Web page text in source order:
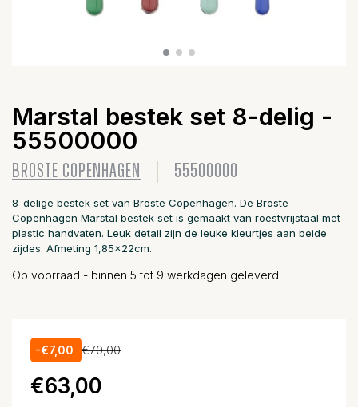
Marstal bestek set 8-delig -
55500000
BROSTE COPENHAGEN 55500000
8-delige bestek set van Broste Copenhagen. De Broste
Copenhagen Marstal bestek set is gemaakt van roestvrijstaal met
plastic handvaten. Leuk detail zijn de leuke kleurtjes aan beide
zijdes. Afmeting 1,85x22cm.
Op voorraad - binnen 5 tot 9 werkdagen geleverd
-€7,00 €70,00
€63,00